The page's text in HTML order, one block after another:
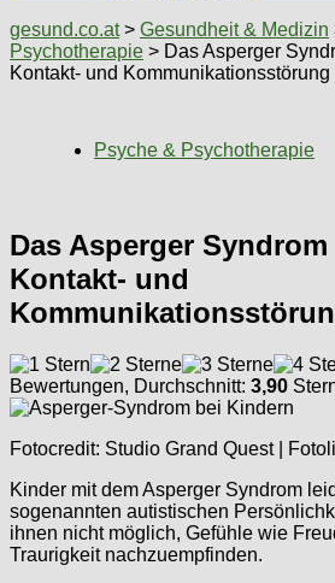
gesund.co.at> Gesundheit & Medizin
Psychotherapie > Das Asperger
Kontakt- und Kommunikationsstörung
Psyche & Psychotherapie
Das Asperger
Kontakt- und
Bewertungen, Durchschnitt: 3,90
Fotocredit: Studio Grand Quest |
Kinder mit dem Asperger Syndrom
sogenannten autistischen
ihnen nicht möglich, Gefühle wie
Traurigkeit nachzuempfinden.